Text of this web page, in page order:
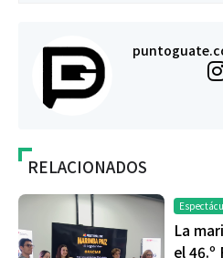
RELACIONADOS
La
el